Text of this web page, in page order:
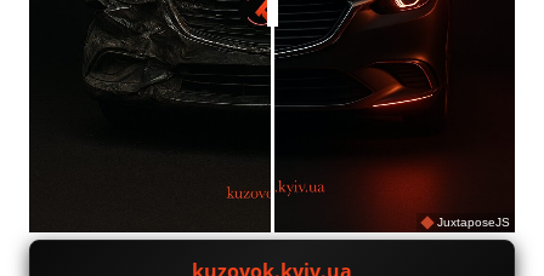
JuxtaposeJS